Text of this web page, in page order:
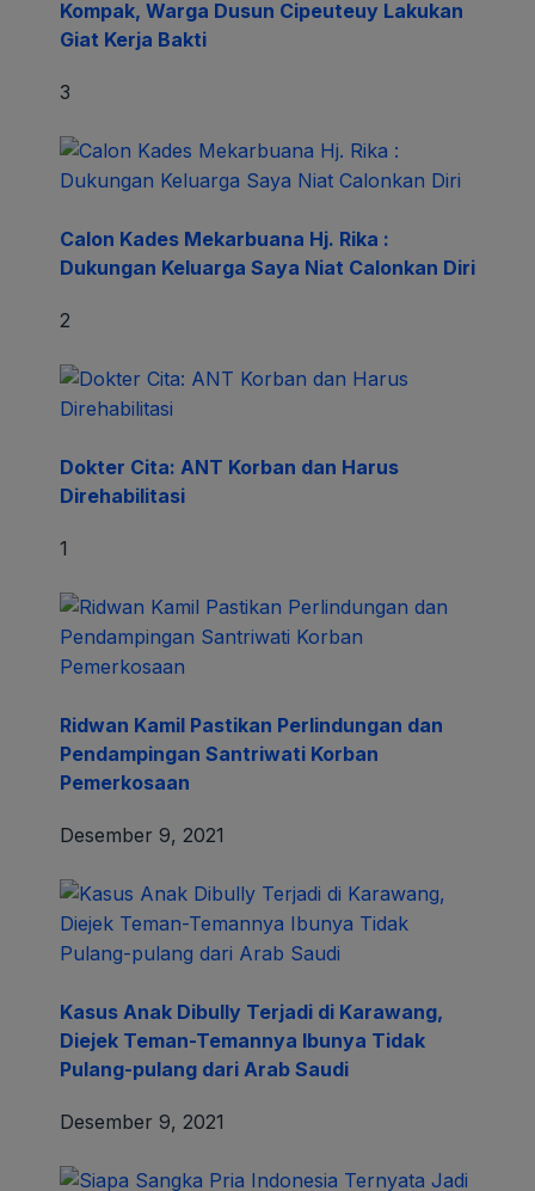
Kompak, Warga Dusun Cipeuteuy Lakukan
Giat Kerja Bakti
3
Calon Kades Mekarbuana Hj. Rika :
Dukungan Keluarga Saya Niat Calonkan Diri
2
Dokter Cita: ANT Korban dan Harus
Direhabilitasi
1
Ridwan Kamil Pastikan Perlindungan dan
Pendampingan Santriwati Korban
Pemerkosaan
Desember 9, 2021
Kasus Anak Dibully Terjadi di Karawang,
Diejek Teman-Temannya Ibunya Tidak
Pulang-pulang dari Arab Saudi
Desember 9, 2021